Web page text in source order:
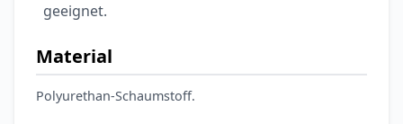
geeignet.
Material
Polyurethan-Schaumstoff.